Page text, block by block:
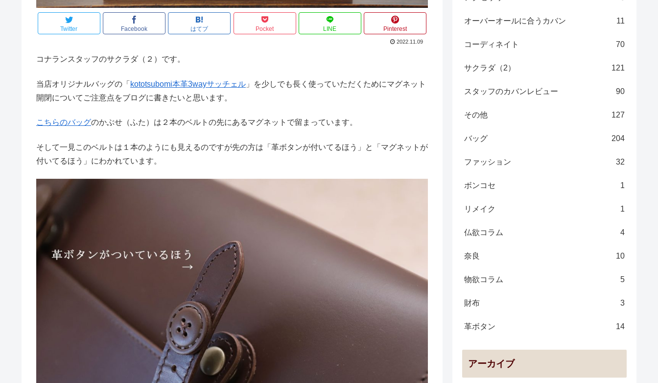
Twitter Facebook はてブ Pocket LINE Pinterest
2022.11.09
コナランスタッフのサクラダ（２）です。
当店オリジナルバッグの「 kototsubomi本革3wayサッチェル 」を少しでも長く使っていただくためにマグネット
開閉についてご注意点をブログに書きたいと思います。
こちらのバッグのかぶせ（ふた）は２本のベルトの先にあるマグネットで留まっています。
そして一見このベルトは１本のようにも見えるのですが先の方は「革ボタンが付いてるほう」と「マグネットが
付いてるほう」にわかれています。
オーバーオールに合うカバン 11
コーディネイト 70
サクラダ（2） 121
スタッフのカバンレビュー 90
その他 127
バッグ 204
ファッション 32
ボンコセ 1
リメイク 1
仏欲コラム 4
奈良 10
物欲コラム 5
財布 3
革ボタン 14
アーカイブ